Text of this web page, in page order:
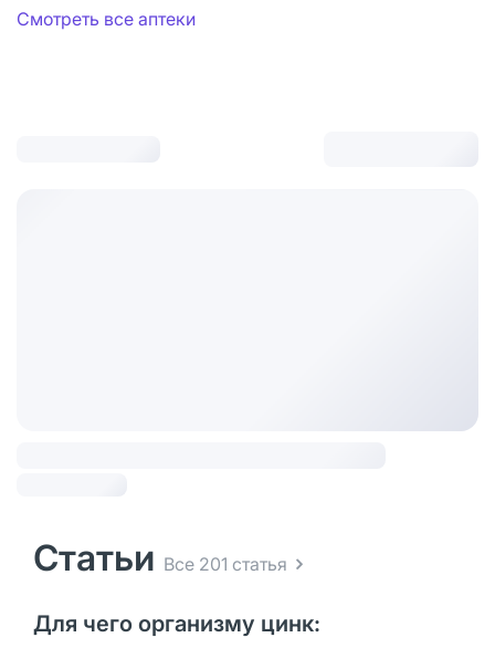
Смотреть все аптеки
Статьи Все 201 статья
Для чего организму цинк: